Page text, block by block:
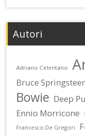
Autori
Adriano Celentano
Bruce
Bowie Deep
Ennio Morricone
Francesco De Gregori